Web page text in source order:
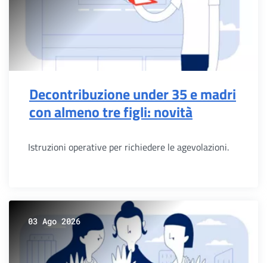
Decontribuzione under 35 e madri
con almeno tre figli: novità
Istruzioni operative per richiedere le agevolazioni.
03 Ago 2026